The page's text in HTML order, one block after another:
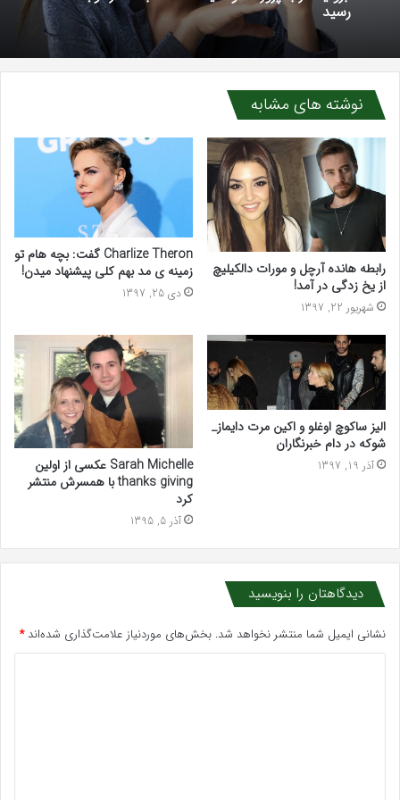
رسید
نوشته های مشابه
رابطه هانده آرچل و مورات دالکیلیچ
از یخ زدگی در آمد!
شهریور 22, 1397
Charlize Theron گفت: بچه هام تو
زمینه ی مد بهم کلی پیشنهاد میدن!
دی 25, 1397
الیز ساکوچ اوغلو و اکین مرت دایماز_
شوکه در دام خبرنگاران
آذر 19, 1397
Sarah Michelle عکسی از اولین
thanks giving با همسرش منتشر
کرد
آذر 5, 1395
دیدگاهتان را بنویسید
نشانی ایمیل شما منتشر نخواهد شد. بخش‌های موردنیاز علامت‌گذاری شده‌اند*